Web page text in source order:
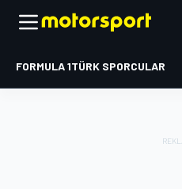
FORMULA 1TÜRK SPORCULAR